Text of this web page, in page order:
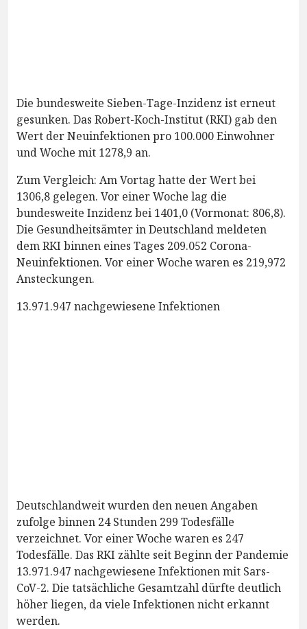
Die bundesweite Sieben-Tage-Inzidenz ist erneut
gesunken. Das Robert-Koch-Institut (RKI) gab den
Wert der Neuinfektionen pro 100.000 Einwohner
und Woche mit 1278,9 an.
Zum Vergleich: Am Vortag hatte der Wert bei
1306,8 gelegen. Vor einer Woche lag die
bundesweite Inzidenz bei 1401,0 (Vormonat: 806,8).
Die Gesundheitsämter in Deutschland meldeten
dem RKI binnen eines Tages 209.052 Corona-
Neuinfektionen. Vor einer Woche waren es 219,972
Ansteckungen.
13.971.947 nachgewiesene Infektionen
Deutschlandweit wurden den neuen Angaben
zufolge binnen 24 Stunden 299 Todesfälle
verzeichnet. Vor einer Woche waren es 247
Todesfälle. Das RKI zählte seit Beginn der Pandemie
13.971.947 nachgewiesene Infektionen mit Sars-
CoV-2. Die tatsächliche Gesamtzahl dürfte deutlich
höher liegen, da viele Infektionen nicht erkannt
werden.